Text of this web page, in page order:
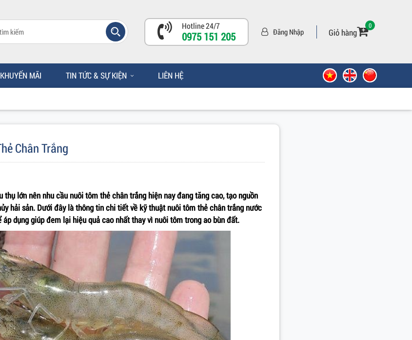
Hotline 24/7
0975 151 205 Đăng Nhập Giỏ hàng
0
KHUYẾN MÃI TIN TỨC & SỰ KIỆN LIÊN HỆ
Chân Trắng
thụ lớn nên nhu cầu nuôi tôm thẻ chân trắng hiện nay đang tăng cao, tạo nguồn
hải sản. Dưới đây là thông tin chi tiết về kỹ thuật nuôi tôm thẻ chân trắng nước
dụng giúp đem lại hiệu quả cao nhất thay vì nuôi tôm trong ao bùn đất.